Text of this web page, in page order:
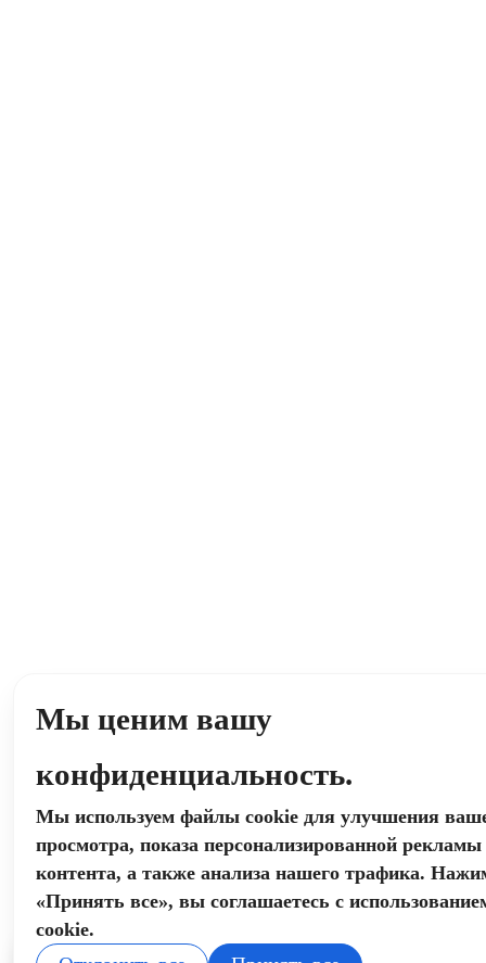
Мы ценим вашу
конфиденциальность.
Мы используем файлы cookie для улучшения
просмотра, показа персонализированной
контента, а также анализа нашего трафика.
«Принять все», вы соглашаетесь с
cookie.